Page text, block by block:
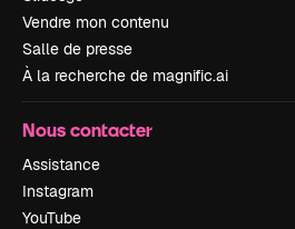
Vendre mon contenu
Salle de presse
À la recherche de magnific.ai
Nous contacter
Assistance
Instagram
YouTube